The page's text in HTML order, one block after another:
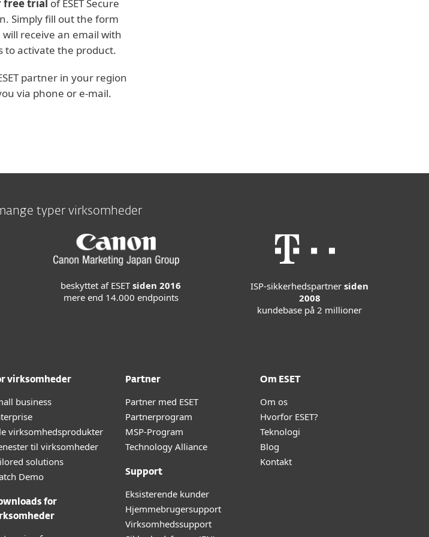
free trial of ESET Secure
Simply fill out the form
receive an email with
to activate the product.
partner in your region
via phone or e-mail.
typer virksomheder
beskyttet af ESETsiden 2016
mere end 14.000 endpoints
ISP-sikkerhedspartner siden
2008
kundebase på 2 millioner
virksomheder
business
virksomhedsprodukter
til virksomheder
solutions
Demo
for
Partner
Partner med ESET
Partnerprogram
MSP-Program
Technology Alliance
Support
Eksisterende kunder
Hjemmebrugersupport
Virksomhedssupport
Om ESET
Om os
Hvorfor ESET?
Teknologi
Blog
Kontakt